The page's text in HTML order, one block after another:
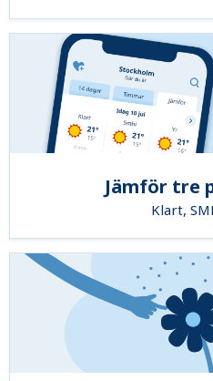
Jämför tre
Klart,